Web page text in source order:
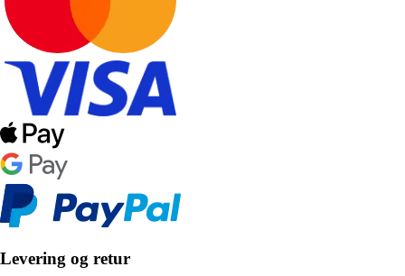
Levering og retur